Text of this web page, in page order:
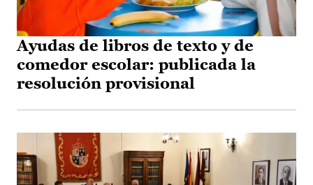
Ayudas de libros de texto y de
comedor escolar: publicada la
resolución provisional